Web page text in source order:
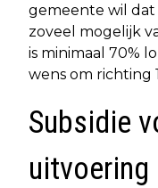
gemeente wil
zoveel mogelijk
is minimaal 70%
wens om richting
Subsidie
uitvoering